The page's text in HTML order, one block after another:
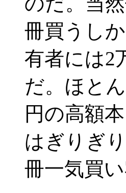
冊買うし
有者には2
だ。ほと
円の高額
はぎりぎ
冊一気買